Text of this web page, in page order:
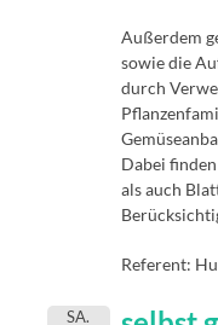
Außerdem
sowie die
durch
Dabei
als auch
Referent:
SA.